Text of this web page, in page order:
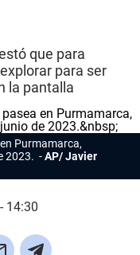
que para
para ser
la pantalla
Purmamarca,
2023.
AP/ Javier
14:30